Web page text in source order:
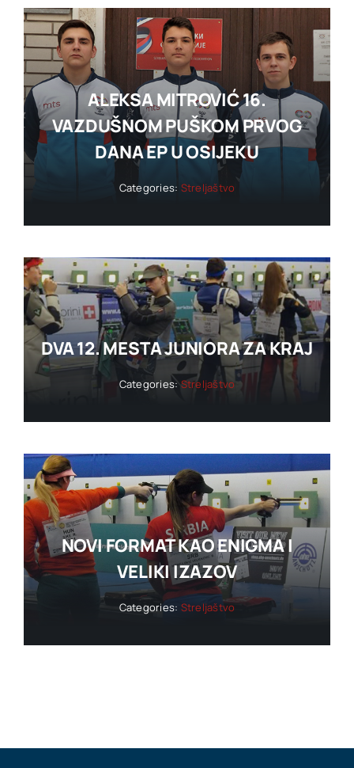
ALEKSA MITROVIĆ 16.
VAZDUŠNOM PUŠKOM PRVOG
DANA EP U OSIJEKU
Categories: Streljaštvo
DVA 12. MESTA JUNIORA ZA KRAJ
Categories: Streljaštvo
NOVI FORMAT KAO ENIGMA I
VELIKI IZAZOV
Categories: Streljaštvo